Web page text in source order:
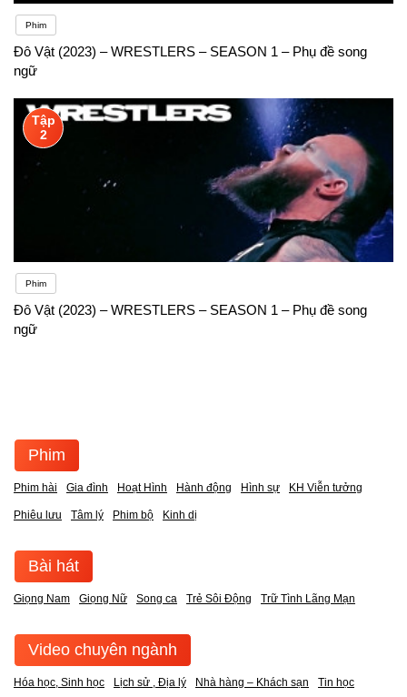
Phim
Đô Vật (2023) – WRESTLERS – SEASON 1 – Phụ đề song
ngữ
Tập
2
Phim
Đô Vật (2023) – WRESTLERS – SEASON 1 – Phụ đề song
ngữ
Phim
Phim hài Gia đình Hoạt Hình Hành động Hình sự KH Viễn tưởng
Phiêu lưu Tâm lý Phim bộ Kinh dị
Bài hát
Giọng Nam Giọng Nữ Song ca Trẻ Sôi Động Trữ Tình Lãng Mạn
Video chuyên ngành
Hóa học, Sinh học Lịch sử , Địa lý Nhà hàng – Khách sạn Tin học